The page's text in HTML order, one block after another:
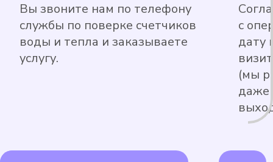
Вы звоните нам по телефону
службы по поверке счетчиков
воды и тепла и заказываете
услугу.
с
дату
(мы
даже